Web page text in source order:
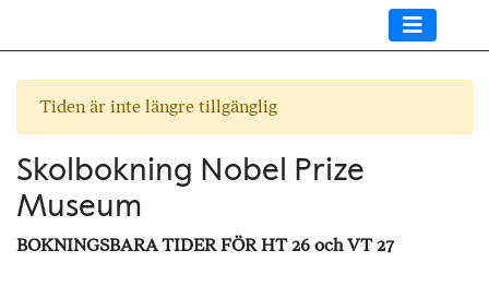
Tiden är inte längre tillgänglig
Skolbokning Nobel Prize
Museum
BOKNINGSBARA TIDER FÖR HT 26 och VT 27